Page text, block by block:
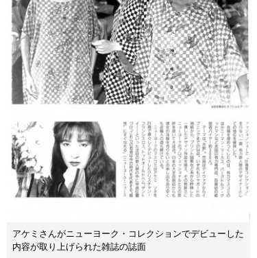
アケミさんがニューヨーク・コレクションでデビューした
内容が取り上げられた雑誌の誌面